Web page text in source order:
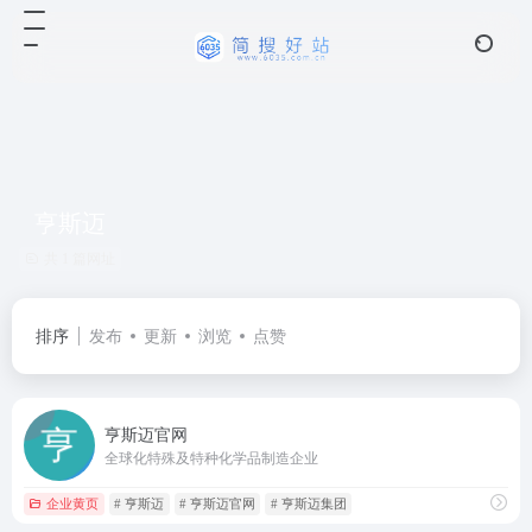
排序 发布 更新 浏览 点赞
亨斯迈官网
全球化特殊及特种化学品制造企业
企业黄页 # 亨斯迈 # 亨斯迈官网 # 亨斯迈集团